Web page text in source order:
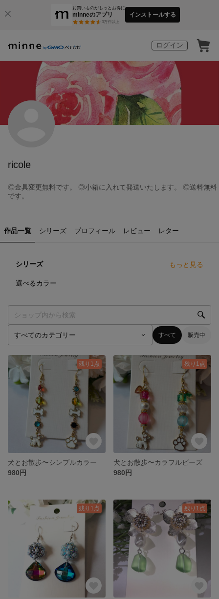
お買いものがもっとお得に
minneのアプリ
3万件以上
インストールする
ログイン
ricole
◎金具変更無料です。 ◎小箱に入れて発送いたします。 ◎送料無料
です。
作品一覧 シリーズ プロフィール レビュー レター
シリーズ もっと見る
選べるカラー
すべて 販売中
残り1点
犬とお散歩〜シンプルカラー
980円
残り1点
犬とお散歩〜カラフルビーズ
980円
残り1点 残り1点